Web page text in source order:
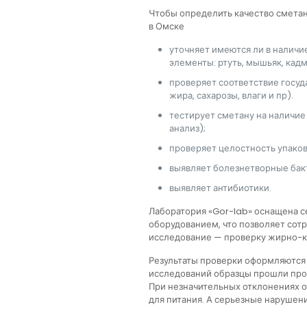
Чтобы определить качество
в Омске
уточняет имеются ли в
элементы: ртуть, мышьяк,
проверяет соответствие
жира, сахарозы, влаги и пр).
тестирует сметану на
анализ);
проверяет целостность
выявляет болезнетворные
выявляет антибиотики.
Лаборатория «Gor-lab» оснащена
оборудованием, что позволяет
исследование — проверку жирно-
Результаты проверки
исследований образцы прошли
При незначительных отклонениях
для питания. А серьезные